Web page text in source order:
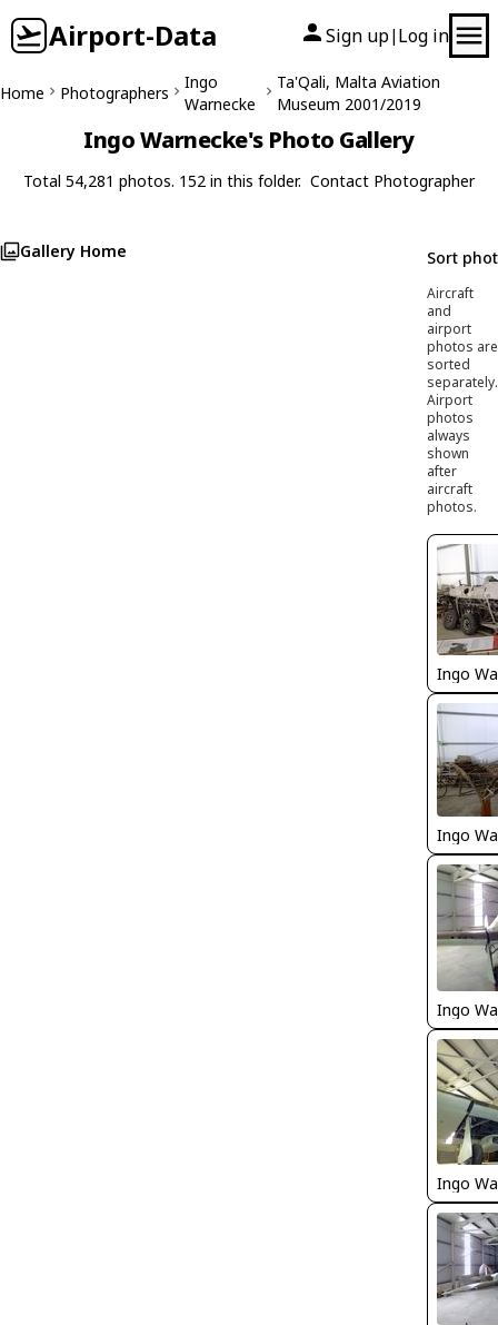
Airport-Data Sign up| Log in
Home Photographers
Ingo
Warnecke
Ta'Qali, Malta Aviation
Museum 2001/2019
Ingo Warnecke's Photo Gallery
Total 54,281 photos. 152 in this folder. Contact Photographer
Gallery Home Sort
Aircraft
and
airport
photos are
sorted
separately.
Airport
photos
always
shown
after
aircraft
photos.
Ingo
Ingo
Ingo
Ingo